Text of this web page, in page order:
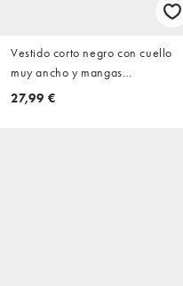
Vestido corto negro con cuello
muy ancho y mangas
acampanadas de ASOS DESIGN
27,99 €